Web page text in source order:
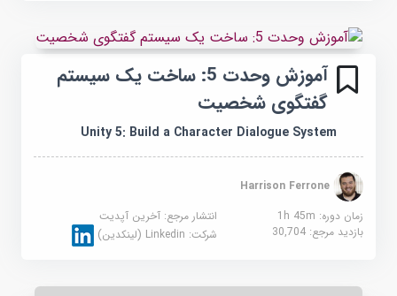
آموزش وحدت 5: ساخت یک سیستم
گفتگوی شخصیت
Unity 5: Build a Character Dialogue System
Harrison Ferrone
زمان دوره: 1h 45m
انتشار مرجع:آخرین آپدیت
بازدید مرجع:30,704 شرکت:Linkedin (لینکدین)